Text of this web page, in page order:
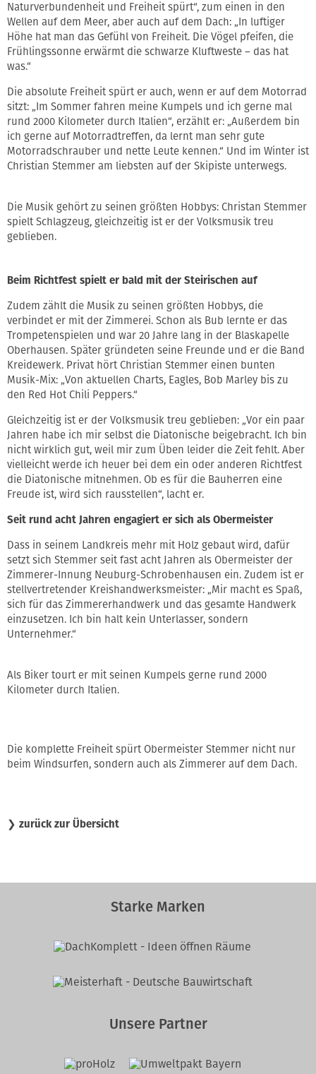
Naturverbundenheit und Freiheit spürt“, zum einen in den
Wellen auf dem Meer, aber auch auf dem Dach: „In luftiger
Höhe hat man das Gefühl von Freiheit. Die Vögel pfeifen, die
Frühlingssonne erwärmt die schwarze Kluftweste – das hat
was.“
Die absolute Freiheit spürt er auch, wenn er auf dem Motorrad
sitzt: „Im Sommer fahren meine Kumpels und ich gerne mal
rund 2000 Kilometer durch Italien“, erzählt er: „Außerdem bin
ich gerne auf Motorradtreffen, da lernt man sehr gute
Motorradschrauber und nette Leute kennen.“ Und im Winter ist
Christian Stemmer am liebsten auf der Skipiste unterwegs.
Die Musik gehört zu seinen größten Hobbys: Christan Stemmer
spielt Schlagzeug, gleichzeitig ist er der Volksmusik treu
geblieben.
Beim Richtfest spielt er bald mit der Steirischen auf
Zudem zählt die Musik zu seinen größten Hobbys, die
verbindet er mit der Zimmerei. Schon als Bub lernte er das
Trompetenspielen und war 20 Jahre lang in der Blaskapelle
Oberhausen. Später gründeten seine Freunde und er die Band
Kreidewerk. Privat hört Christian Stemmer einen bunten
Musik-Mix: „Von aktuellen Charts, Eagles, Bob Marley bis zu
den Red Hot Chili Peppers.“
Gleichzeitig ist er der Volksmusik treu geblieben: „Vor ein paar
Jahren habe ich mir selbst die Diatonische beigebracht. Ich bin
nicht wirklich gut, weil mir zum Üben leider die Zeit fehlt. Aber
vielleicht werde ich heuer bei dem ein oder anderen Richtfest
die Diatonische mitnehmen. Ob es für die Bauherren eine
Freude ist, wird sich rausstellen“, lacht er.
Seit rund acht Jahren engagiert er sich als Obermeister
Dass in seinem Landkreis mehr mit Holz gebaut wird, dafür
setzt sich Stemmer seit fast acht Jahren als Obermeister der
Zimmerer-Innung Neuburg-Schrobenhausen ein. Zudem ist er
stellvertretender Kreishandwerksmeister: „Mir macht es Spaß,
sich für das Zimmererhandwerk und das gesamte Handwerk
einzusetzen. Ich bin halt kein Unterlasser, sondern
Unternehmer.“
Als Biker tourt er mit seinen Kumpels gerne rund 2000
Kilometer durch Italien.
Die komplette Freiheit spürt Obermeister Stemmer nicht nur
beim Windsurfen, sondern auch als Zimmerer auf dem Dach.
❯ zurück zur Übersicht
Starke Marken
Unsere Partner